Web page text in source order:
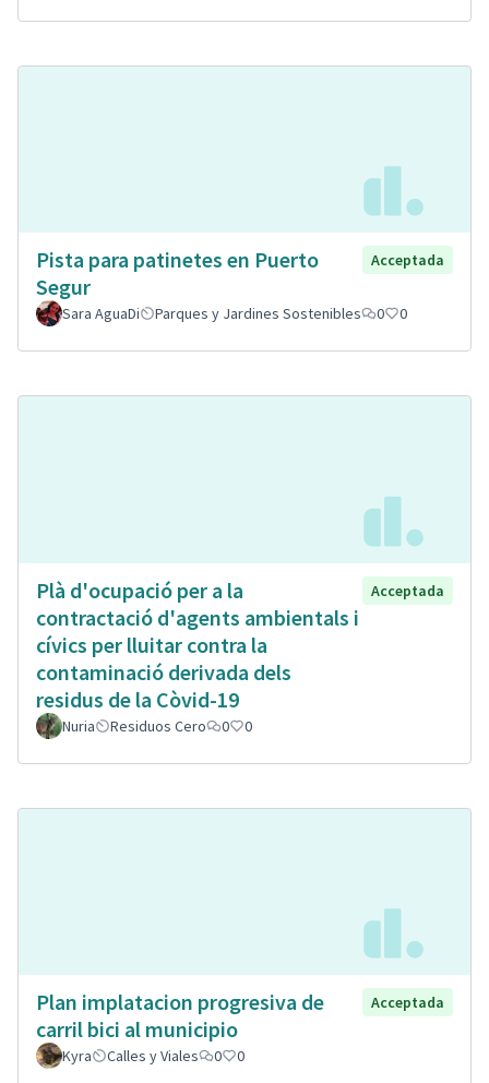
Pista para patinetes en Puerto
Segur
Acceptada
Sara AguaDi Parques y Jardines Sostenibles 0 0
Plà d'ocupació per a la
contractació d'agents ambientals i
cívics per lluitar contra la
contaminació derivada dels
residus de la Còvid-19
Acceptada
Nuria Residuos Cero 0 0
Plan implatacion progresiva de
carril bici al municipio
Acceptada
Kyra Calles y Viales 0 0